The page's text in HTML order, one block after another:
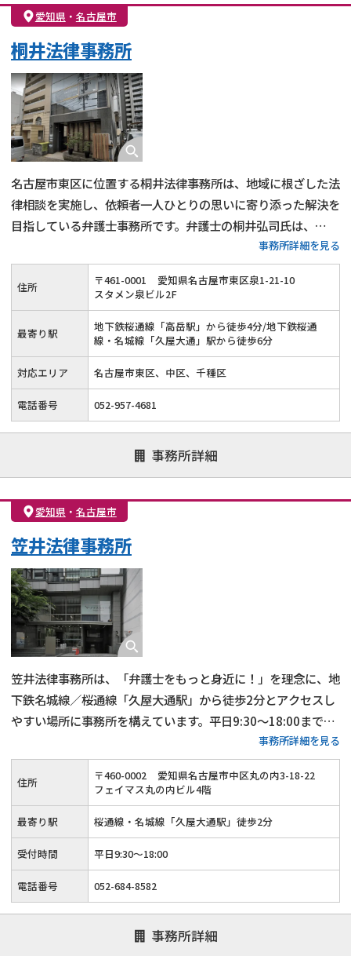
愛知県 ・ 名古屋市
桐井法律事務所
​名古屋市東区に位置する桐井法律事務所は、地域に根ざした法
律相談を実施し、依頼者一人ひとりの思いに寄り添った解決を
目指している弁護士事務所です。​弁護士の桐井弘司氏は、
2002年の事務所開設以来、豊富な経験と実績を積み重ねてお
り、離婚・男女問題にも注力しています。子どもの親権問題や
慰謝料請求にも、円滑に解決できるよう対応してくれます。
事務所詳細を見る
住所 〒461-0001
愛知県名古屋市東区泉1-21-10
スタメン泉ビル2F
最寄り駅
地下鉄桜通線「高岳駅」から徒歩4分/地下鉄桜通
線・名城線「久屋大通」駅から徒歩6分
対応エリア 名古屋市東区、中区、千種区
電話番号 052-957-4681
事務所詳細
愛知県 ・ 名古屋市
笠井法律事務所
笠井法律事務所は、「弁護士をもっと身近に！」を理念に、地
下鉄名城線／桜通線「久屋大通駅」から徒歩2分とアクセスし
やすい場所に事務所を構えています。平日9:30〜18:00まで営
業しており、事前予約で営業時間外の対応も可能です。法律相
談は通常30分5,000円（税込）ですが、初回は無料で相談でき
ます。完全個室の相談室で、気兼ねなくゆっくりと相談できる
環境が整っています。
事務所詳細を見る
住所 〒460-0002
愛知県名古屋市中区丸の内3-18-22
フェイマス丸の内ビル4階
最寄り駅 桜通線・名城線「久屋大通駅」徒歩2分
受付時間 平日9:30〜18:00
電話番号 052-684-8582
事務所詳細